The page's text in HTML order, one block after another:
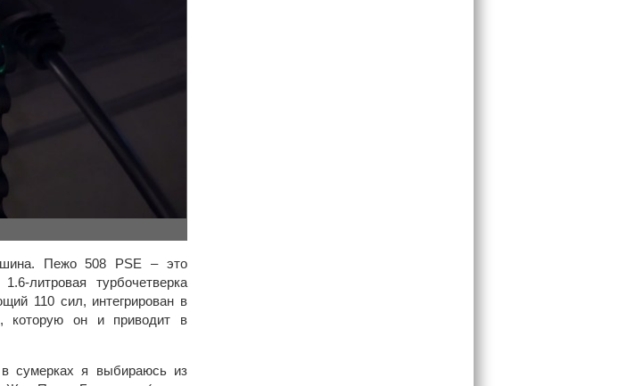
Пежо 508 PSE – это
литровая турбочетверка
110 сил, интегрирован в
которую он и приводит в
сумерках я выбираюсь из